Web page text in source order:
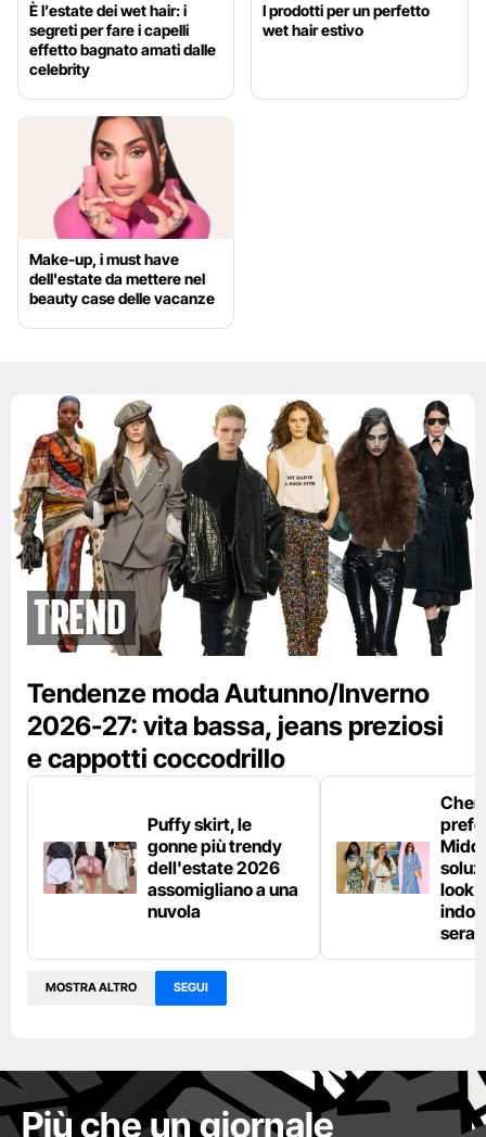
È l’estate dei wet hair: i
segreti per fare i capelli
effetto bagnato amati dalle
celebrity
I prodotti per un perfetto
wet hair estivo
Make-up, i must have
dell'estate da mettere nel
beauty case delle vacanze
Trend
Tendenze moda Autunno/Inverno
2026-27: vita bassa, jeans preziosi
e cappotti coccodrillo
Puffy skirt, le
gonne più trendy
dell'estate 2026
assomigliano a una
nuvola
look
sera
MOSTRA ALTRO SEGUI
Più che un giornale